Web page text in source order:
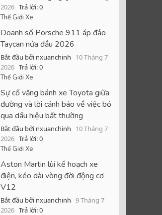
2026 Trả lời: 0
Thế Giới Xe
Doanh số Porsche 911 áp đảo
Taycan nửa đầu 2026
Bắt đầu bởi nxuanchinh
10 Tháng 7
2026 Trả lời: 0
Thế Giới Xe
Sự cố văng bánh xe Toyota giữa
đường và lời cảnh báo về việc bỏ
qua dấu hiệu bất thường
Bắt đầu bởi nxuanchinh
10 Tháng 7
2026 Trả lời: 0
Thế Giới Xe
Aston Martin lùi kế hoạch xe
điện, kéo dài vòng đời động cơ
V12
Bắt đầu bởi nxuanchinh 9 Tháng 7
2026 Trả lời: 0